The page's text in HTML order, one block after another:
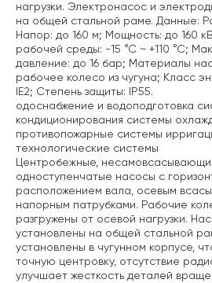
нагрузки. Электронасос и
на общей стальной раме. Данные:
Напор: до 160 м; Мощность: до 160
рабочей среды: -15 °С ~ +110 °С;
давление: до 16 бар; Материалы
рабочее колесо из чугуна; Класс
IE2; Степень защиты: IP55.
одоснабжение и водоподготовка
кондиционирования системы
противопожарные системы
технологические системы
Центробежные,
одноступенчатые насосы с
расположением вала, осевым
напорным патрубками. Рабочие
разгружены от осевой нагрузки.
установлены на общей стальной
установлены в чугунном корпусе,
точную центровку, отсутствие
улучшает жесткость деталей